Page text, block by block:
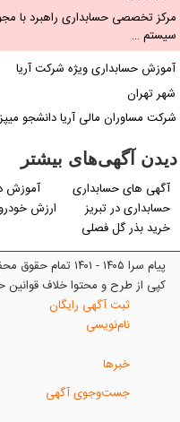
مرکز تخصصی حسابداری راهبرد با
سیستم …
آموزش حسابداری ویژه شرکت آریا
شهر تهران
شرکت مساوران مالی آریا دانشجو
دیدن آگهی‌های بیشتر
آگهی های حسابداری
آموزش
حسابداری در تبریز
ارزش
خرید بذر گل فصلی
پیام سرا ۱۴۰۵ - ۱۴۰۱ تمام حقوق محفوظ می‌باشد.
کپی از طرح و محتوا خلاف
ثبت آگهی رایگان
نام‌نویسی
خبرها
جست‌وجوی آگهی